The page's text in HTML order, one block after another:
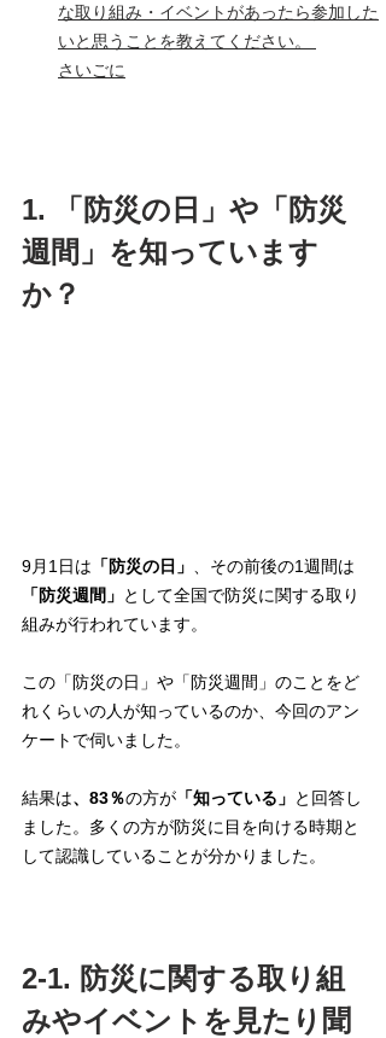
な取り組み・イベントがあったら参加した
いと思うことを教えてください。
さいごに
1. 「防災の日」や「防災
週間」を知っています
か？
9月1日は 「防災の日」
、その前後の1週間は
「防災週間」 として全国で防災に関する取り
組みが行われています。
この「防災の日」や「防災週間」のことをど
れくらいの人が知っているのか、今回のアン
ケートで伺いました。
結果は、83％の方が 「知っている」 と回答し
ました。多くの方が防災に目を向ける時期と
して認識していることが分かりました。
2-1. 防災に関する取り組
みやイベントを見たり聞